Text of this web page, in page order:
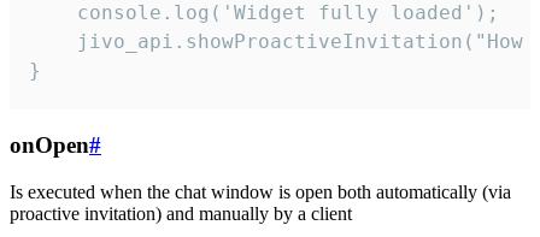
    console.log('Widget fully loaded');
jivo_api.showProactiveInvitation("How
}
onOpen#
Is executed when the chat window is open both automatically (via
proactive invitation) and manually by a client